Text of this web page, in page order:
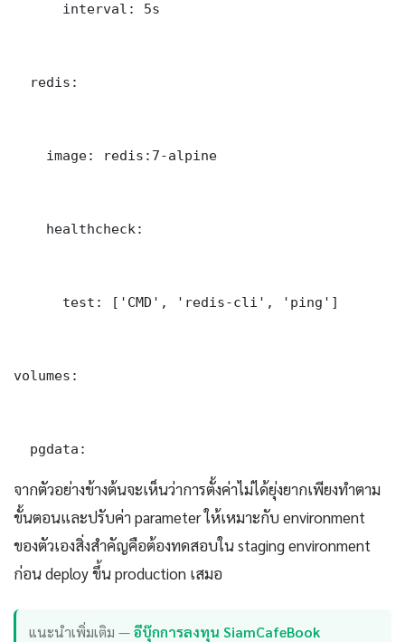
      interval: 5s
  redis:
    image: redis:7-alpine
    healthcheck:
      test: ['CMD', 'redis-cli', 'ping']
volumes:
  pgdata:
จากตัวอย่างข้างต้นจะเห็นว่าการตั้งค่าไม่ได้ยุ่งยากเพียงทำตาม
ขั้นตอนและปรับค่า parameter ให้เหมาะกับ environment
ของตัวเองสิ่งสำคัญคือต้องทดสอบใน staging environment
ก่อน deploy ขึ้น production เสมอ
แนะนำเพิ่มเติม —อีบุ๊กการลงทุน SiamCafeBook